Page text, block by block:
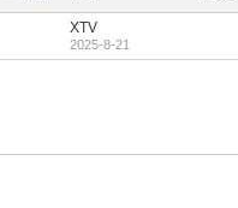
XTV
2025-8-21